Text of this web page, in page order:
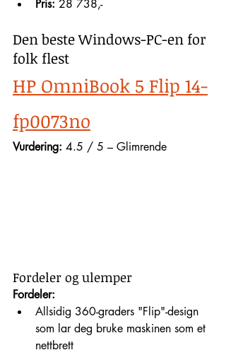
Pris: 28 738,-
Den beste Windows-PC-en for
folk flest
HP OmniBook 5 Flip 14-
fp0073no
Vurdering: 4.5 / 5 – Glimrende
Fordeler og ulemper
Fordeler:
Allsidig 360-graders "Flip"-design
som lar deg bruke maskinen som et
nettbrett